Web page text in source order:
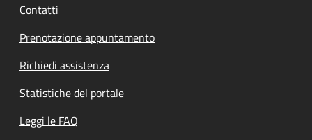
Contatti
Prenotazione appuntamento
Richiedi assistenza
Statistiche del portale
Leggi le FAQ